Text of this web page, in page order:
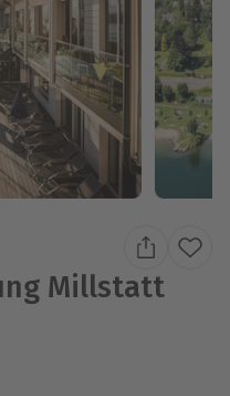
Millstatt